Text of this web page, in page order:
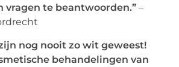
vragen te beantwoorden.”–
nog nooit zo wit geweest!
behandelingen van